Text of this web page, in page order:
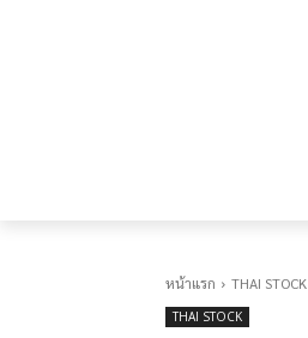
หน้าแรก THAI STOCK
THAI STOCK